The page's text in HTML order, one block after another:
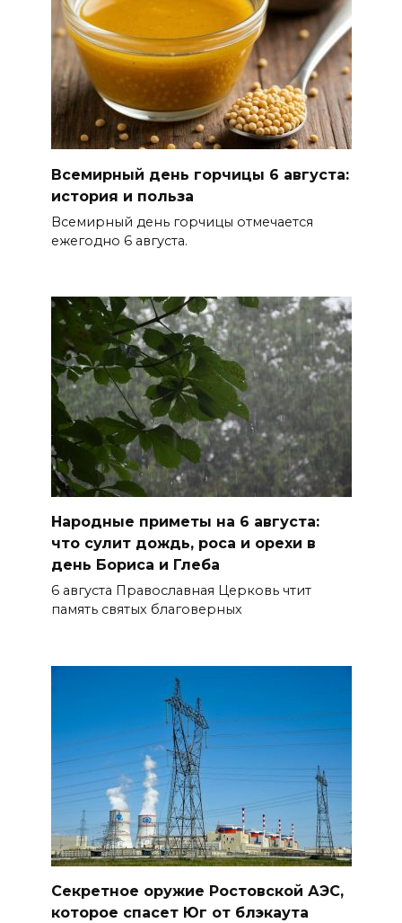
Традиции семьи года
06 августа 2026 14:28
Таганрогский театр: пока
опущен занавес
БОЛЬШЕ НОВОСТЕЙ
Всемирный день горчицы 6 августа:
история и польза
Всемирный день горчицы отмечается
ежегодно 6 августа.
Народные приметы на 6 августа:
что сулит дождь, роса и орехи в
день Бориса и Глеба
6 августа Православная Церковь чтит
память святых благоверных
Секретное оружие Ростовской АЭС,
которое спасет Юг от блэкаута